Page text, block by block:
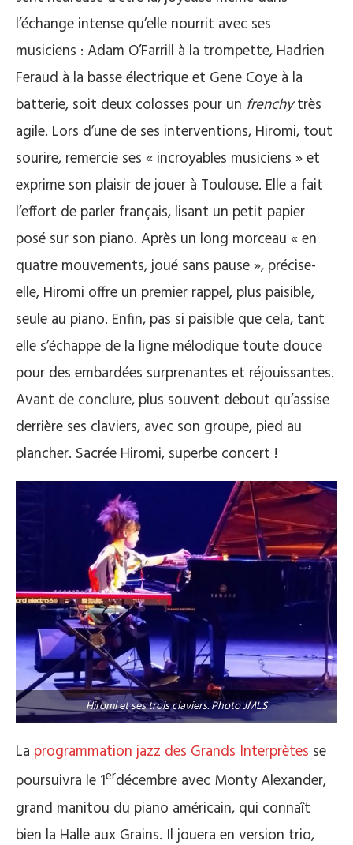
l’échange intense qu’elle nourrit avec ses
musiciens : Adam O’Farrill à la trompette, Hadrien
Feraud à la basse électrique et Gene Coye à la
batterie, soit deux colosses pour un frenchytrès
agile. Lors d’une de ses interventions, Hiromi, tout
sourire, remercie ses « incroyables musiciens » et
exprime son plaisir de jouer à Toulouse. Elle a fait
l’effort de parler français, lisant un petit papier
posé sur son piano. Après un long morceau « en
quatre mouvements, joué sans pause », précise-
elle, Hiromi offre un premier rappel, plus paisible,
seule au piano. Enfin, pas si paisible que cela, tant
elle s’échappe de la ligne mélodique toute douce
pour des embardées surprenantes et réjouissantes.
Avant de conclure, plus souvent debout qu’assise
derrière ses claviers, avec son groupe, pied au
plancher. Sacrée Hiromi, superbe concert !
Hiromi et ses trois claviers. Photo JMLS
La programmation jazz des Grands Interprètes se
poursuivra le 1erdécembre avec Monty Alexander,
grand manitou du piano américain, qui connaît
bien la Halle aux Grains. Il jouera en version trio,